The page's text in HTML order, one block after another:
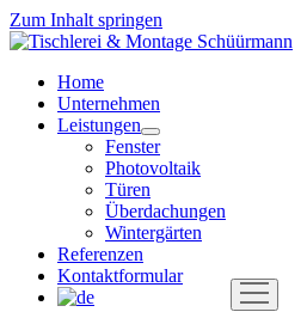
Zum Inhalt springen
Tischlerei
Montage
Schüürmann
Home
Unternehmen
Leistungen
Menü
öffnen
Fenster
Photovoltaik
Türen
Überdachungen
Wintergärten
Referenzen
Kontaktformular
Menü
öffnen